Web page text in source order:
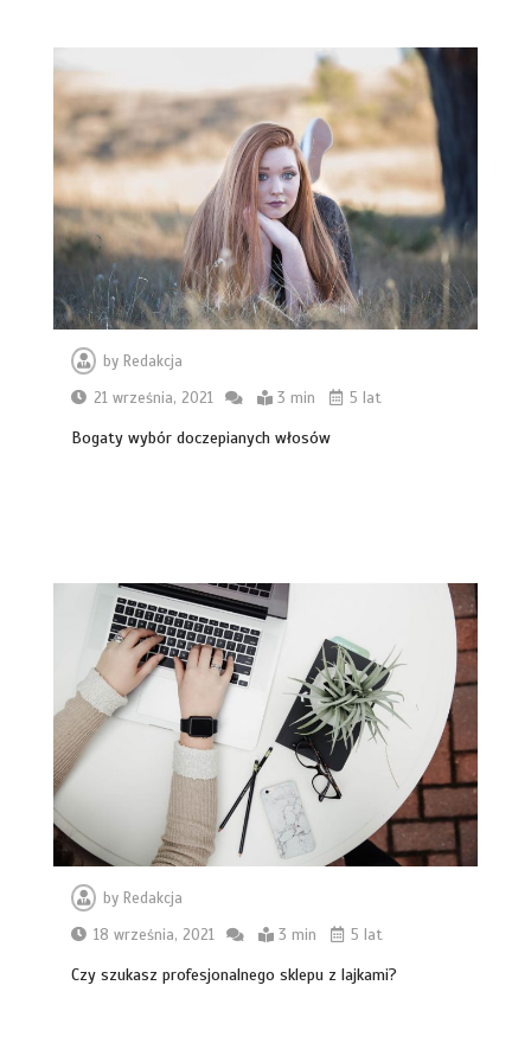
byRedakcja
21 września, 2021
3 min 5 lat
Bogaty wybór doczepianych włosów
by Redakcja
18 września, 2021
3 min 5 lat
Czy szukasz profesjonalnego sklepu z lajkami?